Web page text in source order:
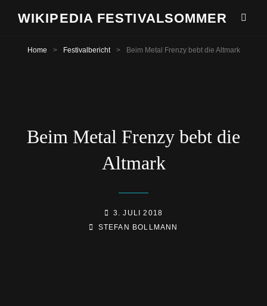
WIKIPEDIA FESTIVALSOMMER
Home > Festivalbericht > Beim Metal Frenzy bebt die Altmark
Beim Metal Frenzy bebt die
Altmark
POSTED-
ON
3. JULI 2018
BY
BYLINE
STEFAN BOLLMANN